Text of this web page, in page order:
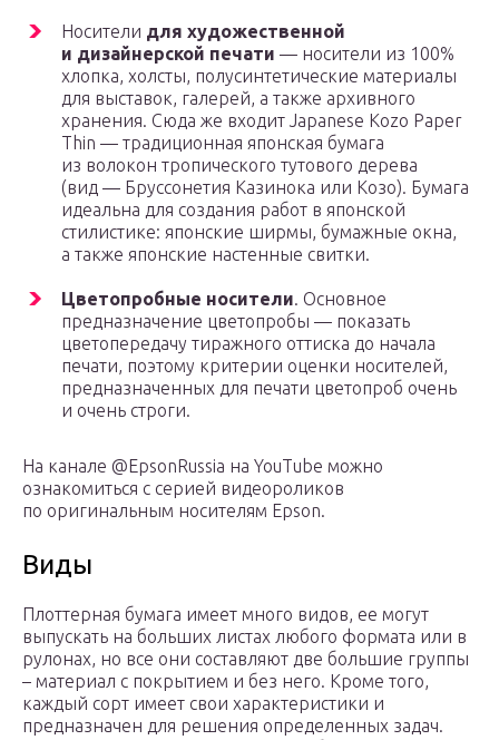
Носители для художественной
и дизайнерской печати — носители из 100%
хлопка, холсты, полусинтетические материалы
для выставок, галерей, а также архивного
хранения. Сюда же входит Japanese Kozo Paper
Thin — традиционная японская бумага
из волокон тропического тутового дерева
(вид — Бруссонетия Казинока или Козо). Бумага
идеальна для создания работ в японской
стилистике: японские ширмы, бумажные окна,
а также японские настенные свитки.
Цветопробные носители. Основное
предназначение цветопробы — показать
цветопередачу тиражного оттиска до начала
печати, поэтому критерии оценки носителей,
предназначенных для печати цветопроб очень
и очень строги.
На канале @EpsonRussia на YouTube можно
ознакомиться с серией видеороликов
по оригинальным носителям Epson.
Виды
Плоттерная бумага имеет много видов, ее могут
выпускать на больших листах любого формата или в
рулонах, но все они составляют две большие группы
– материал с покрытием и без него. Кроме того,
каждый сорт имеет свои характеристики и
предназначен для решения определенных задач.